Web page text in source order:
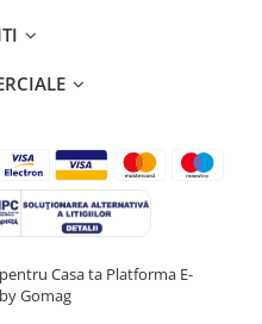
Casa ta Platforma E-
Gomag